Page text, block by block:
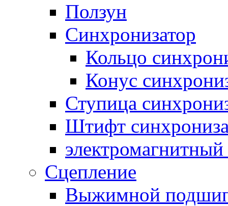
Ползун
Синхронизатор
Кольцо
Конус
Ступица
Штифт
электромагнитный
Сцепление
Выжимной